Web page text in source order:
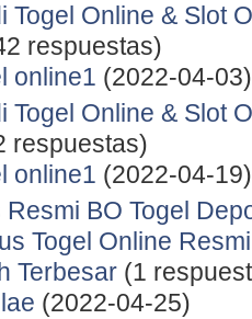
Togel Online & Slot
respuestas)
online1 (2022-04-03)
Togel Online & Slot
respuestas)
online1 (2022-04-19)
BO Togel
Togel Online
Terbesar(1
(2022-04-25)